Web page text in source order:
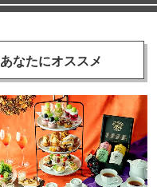
あなたにオススメ